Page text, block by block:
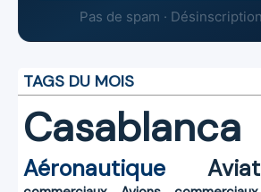
Pas de spam ·
TAGS DU MOIS
Casablanca
Aéronautique